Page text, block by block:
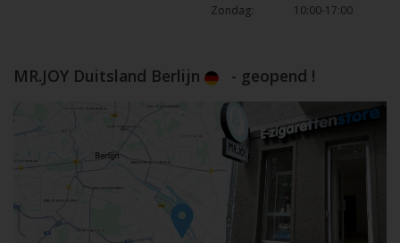
Zondag:
10:00-17:00
MR.JOY Duitsland Berlijn - geopend !